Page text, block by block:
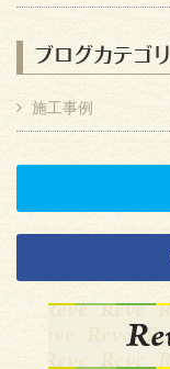
ブログカテゴリ
施工事例